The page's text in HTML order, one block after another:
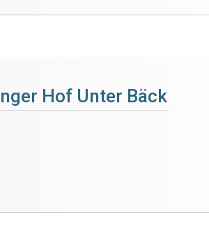
Hof Unter Bäck